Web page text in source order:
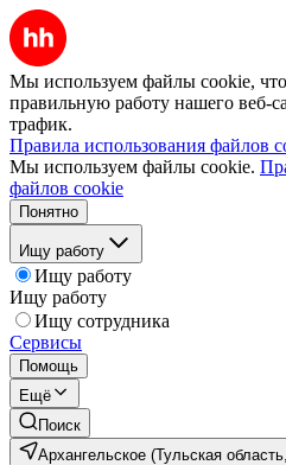
Мы используем файлы cookie,
правильную работу нашего веб-
трафик.
Правила использования файлов
Мы используем файлы cookie.
файлов cookie
Понятно
Ищу работу
Ищу работу
Ищу работу
Ищу сотрудника
Сервисы
Помощь
Ещё
Поиск
Архангельское (Тульская